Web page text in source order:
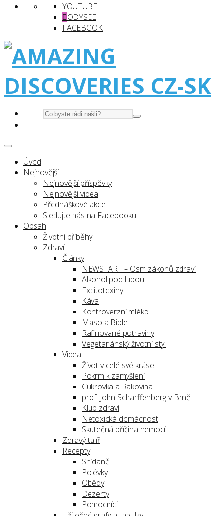
YOUTUBE
ODYSEE
FACEBOOK
Úvod
Nejnovější
Nejnovější příspěvky
Nejnovější videa
Přednáškové akce
Sledujte nás na Facebooku
Obsah
Životní příběhy
Zdraví
Články
NEWSTART – Osm zákonů zdraví
Alkohol pod lupou
Excitotoxiny
Káva
Kontroverzní mléko
Maso a Bible
Rafinované potraviny
Vegetariánský životní styl
Videa
Život v celé své kráse
Pokrm k zamyšlení
Cukrovka a Rakovina
prof. John Scharffenberg v Brně
Klub zdraví
Netoxická domácnost
Skutečná příčina nemocí
Zdravý talíř
Recepty
Snídaně
Polévky
Obědy
Dezerty
Pomocníci